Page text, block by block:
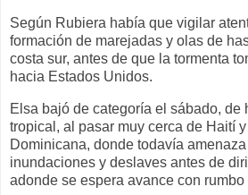
Según Rubiera había que vigilar
formación de marejadas y olas de
costa sur, antes de que la tormenta
hacia Estados Unidos.
Elsa bajó de categoría el sábado, de
tropical, al pasar muy cerca de Haití
Dominicana, donde todavía
inundaciones y deslaves antes de
adonde se espera avance con rumbo